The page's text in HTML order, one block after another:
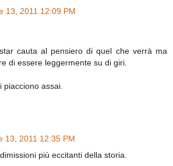
13, 2011 12:09 PM
cauta al pensiero di quel che verrà ma
di essere leggermente su di giri.
piacciono assai.
13, 2011 12:35 PM
più eccitanti della storia.